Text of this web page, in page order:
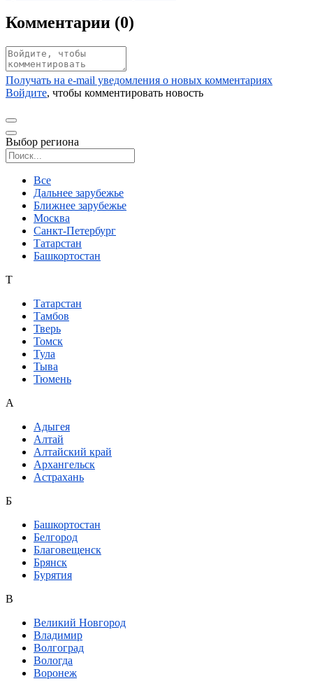
Комментарии (0)
Получать на e‑mail уведомления о новых комментариях
Войдите, чтобы комментировать новость
Выбор региона
Все
Дальнее зарубежье
Ближнее зарубежье
Москва
Санкт-Петербург
Татарстан
Башкортостан
Т
Татарстан
Тамбов
Тверь
Томск
Тула
Тыва
Тюмень
А
Адыгея
Алтай
Алтайский край
Архангельск
Астрахань
Б
Башкортостан
Белгород
Благовещенск
Брянск
Бурятия
В
Великий Новгород
Владимир
Волгоград
Вологда
Воронеж